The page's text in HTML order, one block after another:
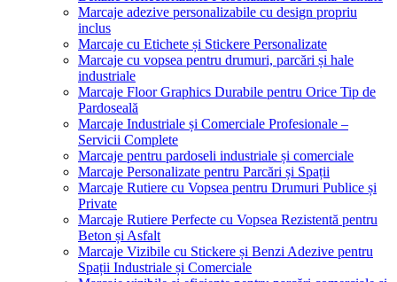
Marcaje adezive personalizabile cu design propriu
inclus
Marcaje cu Etichete și Stickere Personalizate
Marcaje cu vopsea pentru drumuri, parcări și hale
industriale
Marcaje Floor Graphics Durabile pentru Orice Tip de
Pardoseală
Marcaje Industriale și Comerciale Profesionale –
Servicii Complete
Marcaje pentru pardoseli industriale și comerciale
Marcaje Personalizate pentru Parcări și Spații
Marcaje Rutiere cu Vopsea pentru Drumuri Publice și
Private
Marcaje Rutiere Perfecte cu Vopsea Rezistentă pentru
Beton și Asfalt
Marcaje Vizibile cu Stickere și Benzi Adezive pentru
Spații Industriale și Comerciale